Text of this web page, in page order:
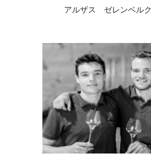
アルザス ゼレンベルク